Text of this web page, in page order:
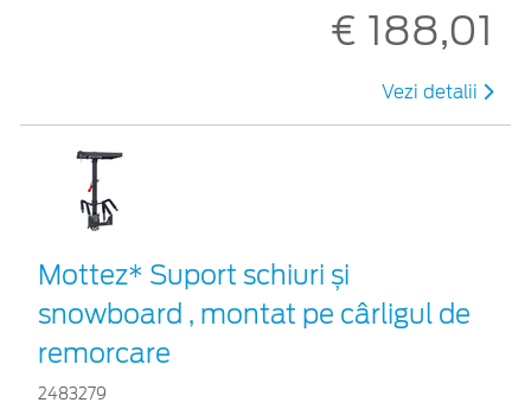
€ 188,01
Vezi detalii
Mottez* Suport schiuri și
snowboard , montat pe cârligul de
remorcare
2483279